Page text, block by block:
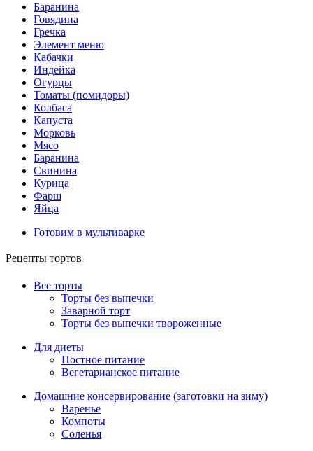
Баранина
Говядина
Гречка
Элемент меню
Кабачки
Индейка
Огурцы
Томаты (помидоры)
Колбаса
Капуста
Морковь
Мясо
Баранина
Свинина
Курица
Фарш
Яйца
Готовим в мультиварке
Рецепты тортов
Все торты
Торты без выпечки
Заварной торт
Торты без выпечки твороженные
Для диеты
Постное питание
Вегетарианское питание
Домашние консервирование (заготовки на зиму)
Варенье
Компоты
Соленья